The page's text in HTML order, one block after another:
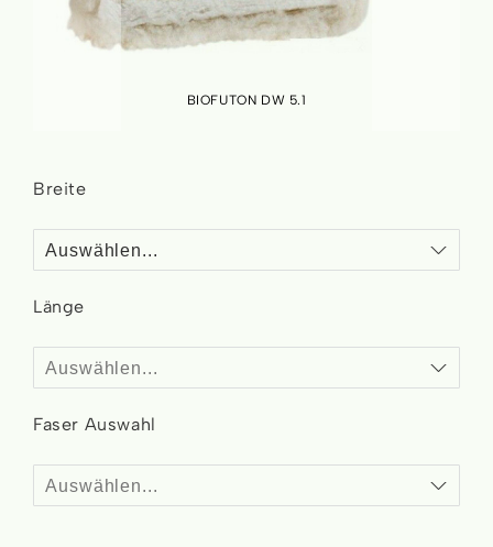
Breite
Länge
Form
Faser Auswahl
BIOFUTON DW 5.1
the
the
gallery